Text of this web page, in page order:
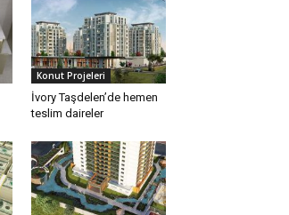
Konut Projeleri
İvory Taşdelen’de hemen
teslim daireler